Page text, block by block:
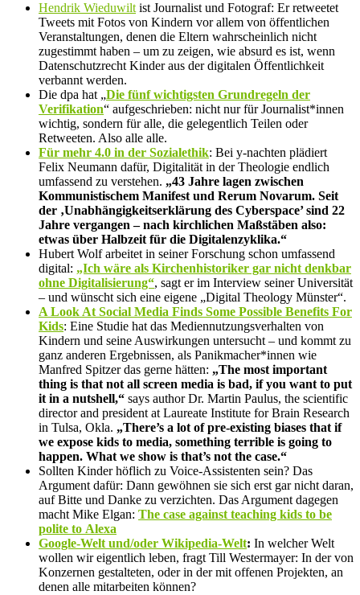
Hendrik Wieduwiltist Journalist und Fotograf: Er retweetet
Tweets mit Fotos von Kindern vor allem von öffentlichen
Veranstaltungen, denen die Eltern wahrscheinlich nicht
zugestimmt haben – um zu zeigen, wie absurd es ist, wenn
Datenschutzrecht Kinder aus der digitalen Öffentlichkeit
verbannt werden.
Die dpa hat „Die fünf wichtigsten Grundregeln der
Verifikation“ aufgeschrieben: nicht nur für Journalist*innen
wichtig, sondern für alle, die gelegentlich Teilen oder
Retweeten. Also alle alle.
Für mehr 4.0 in der Sozialethik: Bei y‑nachten plädiert
Felix Neumann dafür, Digitalität in der Theologie endlich
umfassend zu verstehen. „43 Jahre lagen zwischen
Kommunistischem Manifest und Rerum Novarum. Seit
der ‚Unabhängigkeitserklärung des Cyberspace’ sind 22
Jahre vergangen – nach kirchlichen Maßstäben also:
etwas über Halbzeit für die Digitalenzyklika.“
Hubert Wolf arbeitet in seiner Forschung schon umfassend
digital: „Ich wäre als Kirchenhistoriker gar nicht denkbar
ohne Digitalisierung“, sagt er im Interview seiner Universität
– und wünscht sich eine eigene „Digital Theology Münster“.
A Look At Social Media Finds Some Possible Benefits For
Kids: Eine Studie hat das Mediennutzungsverhalten von
Kindern und seine Auswirkungen untersucht – und kommt zu
ganz anderen Ergebnissen, als Panikmacher*innen wie
Manfred Spitzer das gerne hätten: „The most important
thing is that not all screen media is bad, if you want to put
it in a nutshell,“ says author Dr. Martin Paulus, the scientific
director and president at Laureate Institute for Brain Research
in Tulsa, Okla. „There’s a lot of pre-existing biases that if
we expose kids to media, something terrible is going to
happen. What we show is that’s not the case.“
Sollten Kinder höflich zu Voice-Assistenten sein? Das
Argument dafür: Dann gewöhnen sie sich erst gar nicht daran,
auf Bitte und Danke zu verzichten. Das Argument dagegen
macht Mike Elgan: The case against teaching kids to be
polite to Alexa
Google-Welt und/oder Wikipedia-Welt: In welcher Welt
wollen wir eigentlich leben, fragt Till Westermayer: In der von
Konzernen gestalteten, oder in der mit offenen Projekten, an
denen alle mitarbeiten können?